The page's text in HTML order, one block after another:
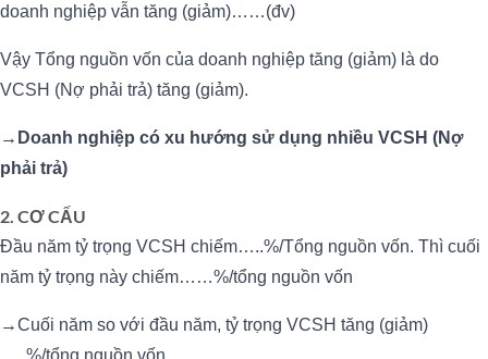
doanh nghiệp vẫn tăng (giảm)……(đv)
Vậy Tổng nguồn vốn của doanh nghiệp tăng (giảm) là do
VCSH (Nợ phải trả) tăng (giảm).
→Doanh nghiệp có xu hướng sử dụng nhiều VCSH (Nợ
phải trả)
2. CƠ CẤU
Đầu năm tỷ trọng VCSH chiếm…..%/Tổng nguồn vốn. Thì cuối
năm tỷ trọng này chiếm……%/tổng nguồn vốn
→Cuối năm so với đầu năm, tỷ trọng VCSH tăng (giảm)
…..%/tổng nguồn vốn